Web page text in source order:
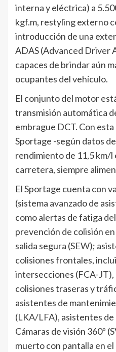
interna y eléctrica) a
kgf.m, restyling externo
introducción de una
ADAS (Advanced Driver
capaces de brindar aún
ocupantes del vehículo.
El conjunto del motor
transmisión automática
embrague DCT. Con
Sportage -según datos
rendimiento de 11,5 km/l
carretera, siempre
El Sportage cuenta con
(sistema avanzado de
como alertas de fatiga
prevención de colisión
salida segura (SEW);
colisiones frontales,
intersecciones (FCA-
colisiones traseras y
asistentes de
(LKA/LFA), asistentes
Cámaras de visión 360º
muerto con pantalla en